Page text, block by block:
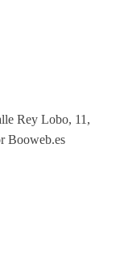
Rey Lobo, 11,
Booweb.es